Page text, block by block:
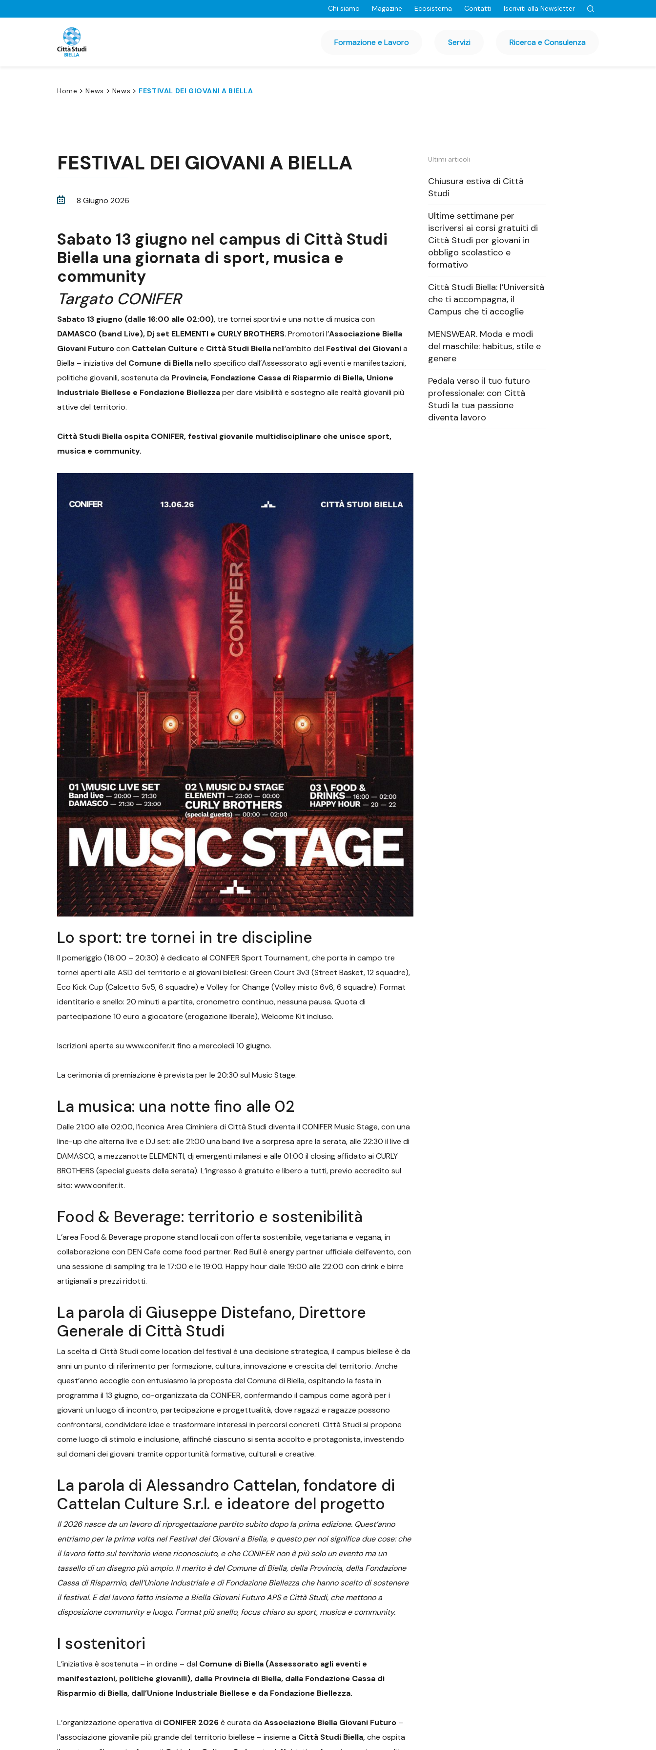
Chi siamo Magazine Ecosistema Contatti Iscriviti alla Newsletter
Formazione e Lavoro Servizi Ricerca e Consulenza
Home >News > News > FESTIVAL DEI GIOVANI A BIELLA
FESTIVAL DEI GIOVANI A BIELLA
8 Giugno 2026
Sabato 13 giugno nel campus di Città Studi
Biella una giornata di sport, musica e
community
Targato CONIFER
Sabato 13 giugno (dalle 16:00 alle 02:00), tre tornei sportivi e una notte di musica con
DAMASCO (band Live), Dj set ELEMENTI e CURLY BROTHERS. Promotori l’Associazione Biella
Giovani Futurocon Cattelan Culture e Città Studi Biellanell’ambito del Festival dei Giovania
Biella – iniziativa del Comune di Biellanello specifico dall’Assessorato agli eventi e manifestazioni,
politiche giovanili, sostenuta da Provincia, Fondazione Cassa di Risparmio di Biella, Unione
Industriale Biellese e Fondazione Biellezzaper dare visibilità e sostegno alle realtà giovanili più
attive del territorio.
Città Studi Biella ospita CONIFER, festival giovanile multidisciplinare che unisce sport,
musica e community.
Lo sport: tre tornei in tre discipline
Il pomeriggio (16:00 – 20:30) è dedicato al CONIFER Sport Tournament, che porta in campo tre
tornei aperti alle ASD del territorio e ai giovani biellesi: Green Court 3v3 (Street Basket, 12 squadre),
Eco Kick Cup (Calcetto 5v5, 6 squadre) e Volley for Change (Volley misto 6v6, 6 squadre). Format
identitario e snello: 20 minuti a partita, cronometro continuo, nessuna pausa. Quota di
partecipazione 10 euro a giocatore (erogazione liberale), Welcome Kit incluso.
Iscrizioni aperte su www.conifer.it fino a mercoledì 10 giugno.
La cerimonia di premiazione è prevista per le 20:30 sul Music Stage.
La musica: una notte fino alle 02
Dalle 21:00 alle 02:00, l’iconica Area Ciminiera di Città Studi diventa il CONIFER Music Stage, con una
line-up che alterna live e DJ set: alle 21:00 una band live a sorpresa apre la serata, alle 22:30 il live di
DAMASCO, a mezzanotte ELEMENTI, dj emergenti milanesi e alle 01:00 il closing affidato ai CURLY
BROTHERS (special guests della serata). L’ingresso è gratuito e libero a tutti, previo accredito sul
sito: www.conifer.it.
Food & Beverage: territorio e sostenibilità
L’area Food & Beverage propone stand locali con offerta sostenibile, vegetariana e vegana, in
collaborazione con DEN Cafe come food partner. Red Bull è energy partner ufficiale dell’evento, con
una sessione di sampling tra le 17:00 e le 19:00. Happy hour dalle 19:00 alle 22:00 con drink e birre
artigianali a prezzi ridotti.
La parola di Giuseppe Distefano, Direttore
Generale di Città Studi
La scelta di Città Studi come location del festival è una decisione strategica, il campus biellese è da
anni un punto di riferimento per formazione, cultura, innovazione e crescita del territorio. Anche
quest’anno accoglie con entusiasmo la proposta del Comune di Biella, ospitando la festa in
programma il 13 giugno, co-organizzata da CONIFER, confermando il campus come agorà per i
giovani: un luogo di incontro, partecipazione e progettualità, dove ragazzi e ragazze possono
confrontarsi, condividere idee e trasformare interessi in percorsi concreti. Città Studi si propone
come luogo di stimolo e inclusione, affinché ciascuno si senta accolto e protagonista, investendo
sul domani dei giovani tramite opportunità formative, culturali e creative.
La parola di Alessandro Cattelan, fondatore di
Cattelan Culture S.r.l. e ideatore del progetto
Il 2026 nasce da un lavoro di riprogettazione partito subito dopo la prima edizione. Quest’anno
entriamo per la prima volta nel Festival dei Giovani a Biella, e questo per noi significa due cose: che
il lavoro fatto sul territorio viene riconosciuto, e che CONIFER non è più solo un evento ma un
tassello di un disegno più ampio. Il merito è del Comune di Biella, della Provincia, della Fondazione
Cassa di Risparmio, dell’Unione Industriale e di Fondazione Biellezza che hanno scelto di sostenere
il festival. E del lavoro fatto insieme a Biella Giovani Futuro APS e Città Studi, che mettono a
disposizione community e luogo. Format più snello, focus chiaro su sport, musica e community.
I sostenitori
L’iniziativa è sostenuta – in ordine – dal Comune di Biella (Assessorato agli eventi e
manifestazioni, politiche giovanili), dalla Provincia di Biella, dalla Fondazione Cassa di
Risparmio di Biella, dall’Unione Industriale Biellese e da Fondazione Biellezza.
L’organizzazione operativa di CONIFER 2026è curata da Associazione Biella Giovani Futuro –
l’associazione giovanile più grande del territorio biellese – insieme a Città Studi Biella,che ospita
Ultimi articoli
Chiusura estiva di Città
Studi
Ultime settimane per
iscriversi ai corsi gratuiti di
Città Studi per giovani in
obbligo scolastico e
formativo
Città Studi Biella: l’Università
che ti accompagna, il
Campus che ti accoglie
MENSWEAR. Moda e modi
del maschile: habitus, stile e
genere
Pedala verso il tuo futuro
professionale: con Città
Studi la tua passione
diventa lavoro